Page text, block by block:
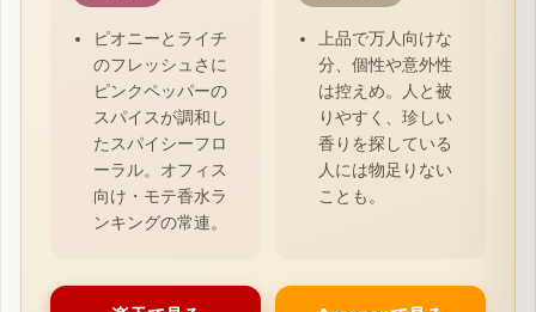
ピオニーとライチ
のフレッシュさに
ピンクペッパーの
スパイスが調和し
たスパイシーフロ
ーラル。オフィス
向け・モテ香水ラ
ンキングの常連。
上品で万人向けな
分、個性や意外性
は控えめ。人と被
りやすく、珍しい
香りを探している
人には物足りない
ことも。